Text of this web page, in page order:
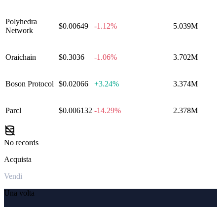
Polyhedra
Network
$0.00649 -1.12% 5.039M
Oraichain $0.3036 -1.06% 3.702M
Boson Protocol $0.02066 +3.24% 3.374M
Parcl $0.006132 -14.29% 2.378M
No records
Acquista
Vendi
Una volta